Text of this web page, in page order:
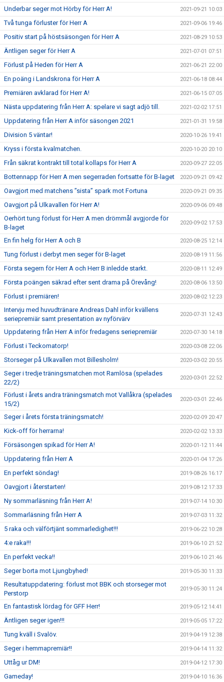
Underbar seger mot Hörby för Herr A! 2021-09-21 10:03
Två tunga förluster för Herr A 2021-09-06 19:46
Positiv start på höstsäsongen för Herr A 2021-08-29 10:53
Äntligen seger för Herr A 2021-07-01 07:51
Förlust på Heden för Herr A 2021-06-21 22:00
En poäng i Landskrona för Herr A 2021-06-18 08:44
Premiären avklarad för Herr A! 2021-06-15 07:05
Nästa uppdatering från Herr A: spelare vi sagt adjö till. 2021-02-02 17:51
Uppdatering från Herr A inför säsongen 2021 2021-01-31 19:58
Division 5 väntar! 2020-10-26 19:41
Kryss i första kvalmatchen. 2020-10-20 20:10
Från säkrat kontrakt till total kollaps för Herr A 2020-09-27 22:05
Bottennapp för Herr A men segerraden fortsatte för B-laget 2020-09-21 09:42
Oavgjort med matchens ”sista” spark mot Fortuna 2020-09-21 09:35
Oavgjort på Ulkavallen för Herr A! 2020-09-06 09:48
Oerhört tung förlust för Herr A men drömmål avgjorde för
B-laget
2020-09-02 17:53
En fin helg för Herr A och B 2020-08-25 12:14
Tung förlust i derbyt men seger för B-laget 2020-08-19 11:56
Första segern för Herr A och Herr B inledde starkt. 2020-08-11 12:49
Första poängen säkrad efter sent drama på Örevång! 2020-08-06 13:50
Förlust i premiären! 2020-08-02 12:23
Intervju med huvudtränare Andreas Dahl inför kvällens
seriepremiär samt presentation av nyförvärv
2020-07-31 12:43
Uppdatering från Herr A inför fredagens seriepremiär 2020-07-30 14:18
Förlust i Teckomatorp! 2020-03-08 22:06
Storseger på Ulkavallen mot Billesholm! 2020-03-02 20:55
Seger i tredje träningsmatchen mot Ramlösa (spelades
22/2)
2020-03-01 22:52
Förlust i årets andra träningsmatch mot Vallåkra (spelades
15/2)
2020-03-01 22:46
Seger i årets första träningsmatch! 2020-02-09 20:47
Kick-off för herrarna! 2020-02-02 13:33
Försäsongen spikad för Herr A! 2020-01-12 11:44
Uppdatering från Herr A 2020-01-04 17:26
En perfekt söndag! 2019-08-26 16:17
Oavgjort i återstarten! 2019-08-12 17:33
Ny sommarläsning från Herr A! 2019-07-14 10:30
Sommarläsning från Herr A 2019-07-03 11:32
5 raka och välförtjänt sommarledighet!!! 2019-06-22 10:28
4:e raka!!! 2019-06-10 21:52
En perfekt vecka!! 2019-06-10 21:46
Seger borta mot Ljungbyhed! 2019-05-30 11:33
Resultatuppdatering: förlust mot BBK och storseger mot
Perstorp
2019-05-30 11:24
En fantastisk lördag för GFF Herr! 2019-05-12 14:41
Äntligen seger igen!!! 2019-05-05 17:22
Tung kväll i Svalöv. 2019-04-19 12:38
Seger i hemmapremiär!! 2019-04-14 11:32
Uttåg ur DM! 2019-04-12 17:30
Gameday! 2019-04-10 16:36